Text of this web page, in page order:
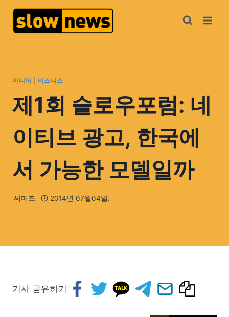
미디어 비즈니스
제1회 슬로우포럼: 네
이티브 광고, 한국에
서 가능한 모델일까
써머즈 2014년 07월04일.
기사 공유하기